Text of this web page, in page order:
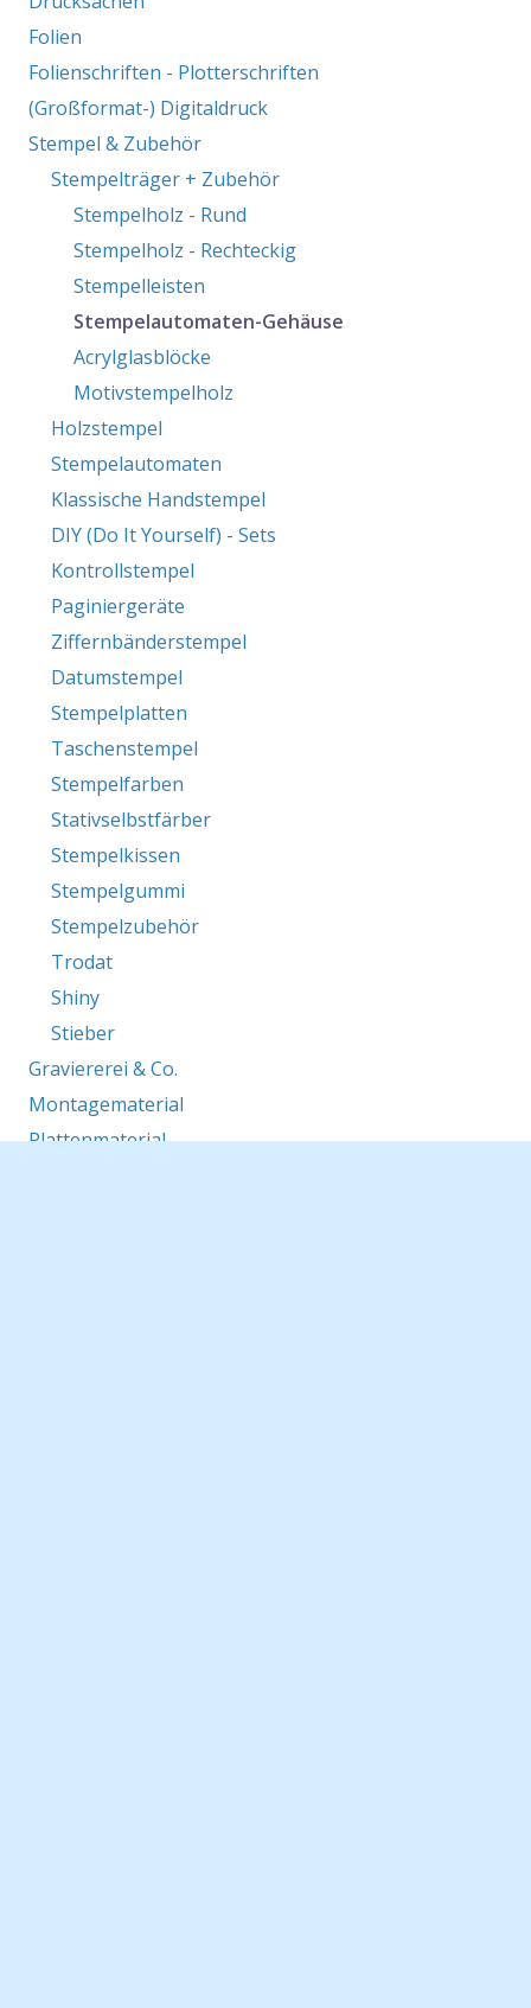
Folien
Folienschriften - Plotterschriften
(Großformat-) Digitaldruck
Stempel & Zubehör
Stempelträger + Zubehör
Stempelholz - Rund
Stempelholz - Rechteckig
Stempelleisten
Stempelautomaten-Gehäuse
Acrylglasblöcke
Motivstempelholz
Holzstempel
Stempelautomaten
Klassische Handstempel
DIY (Do It Yourself) - Sets
Kontrollstempel
Paginiergeräte
Ziffernbänderstempel
Datumstempel
Stempelplatten
Taschenstempel
Stempelfarben
Stativselbstfärber
Stempelkissen
Stempelgummi
Stempelzubehör
Trodat
Shiny
Stieber
Graviererei & Co.
Montagematerial
Plattenmaterial